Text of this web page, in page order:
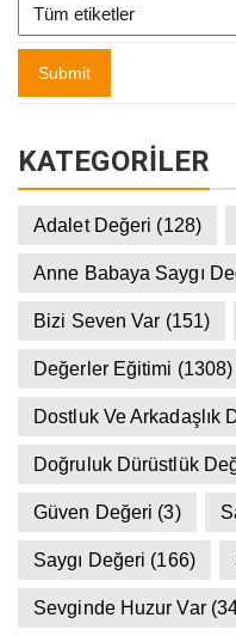
KATEGORILER
Adalet Değeri (128)
Anne Babaya Saygı
Bizi Seven Var (151)
Değerler Eğitimi (1308)
Dostluk Ve Arkadaşlık
Doğruluk Dürüstlük
Güven Değeri (3)
Saygı Değeri (166)
Sevginde Huzur Var